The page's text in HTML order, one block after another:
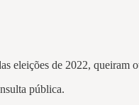
eleições de 2022, queiram
pública.